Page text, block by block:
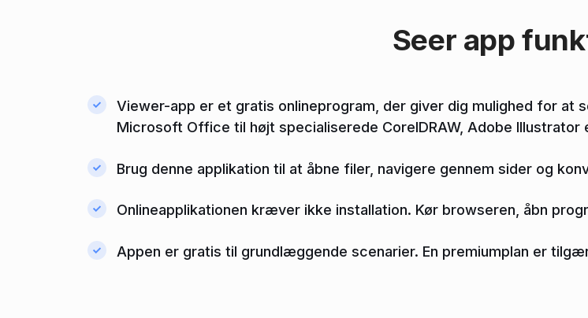
Seer app
Viewer-app er et gratis onlineprogram, der giver dig mulighed for at
Microsoft Office til højt specialiserede CorelDRAW, Adobe Illustrator
Brug denne applikation til at åbne filer, navigere gennem sider og
Onlineapplikationen kræver ikke installation. Kør browseren, åbn
Appen er gratis til grundlæggende scenarier. En premiumplan er